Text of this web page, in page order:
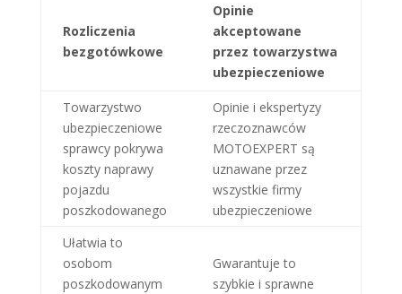
Rozliczenia
bezgotówkowe
Opinie
akceptowane
przez towarzystwa
ubezpieczeniowe
Towarzystwo
ubezpieczeniowe
sprawcy pokrywa
koszty naprawy
pojazdu
poszkodowanego
Opinie i ekspertyzy
rzeczoznawców
MOTOEXPERT są
uznawane przez
wszystkie firmy
ubezpieczeniowe
Ułatwia to
osobom
poszkodowanym
Gwarantuje to
szybkie i sprawne